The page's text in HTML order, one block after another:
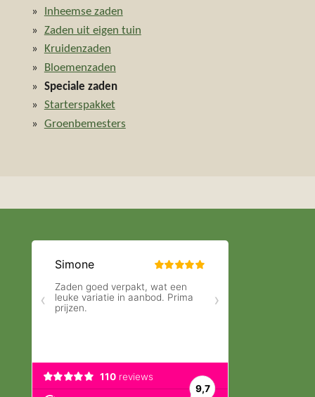
Inheemse zaden
Zaden uit eigen tuin
Kruidenzaden
Bloemenzaden
Speciale zaden
Starterspakket
Groenbemesters